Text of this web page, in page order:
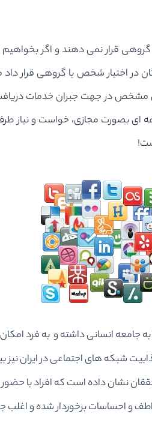
گروهی قرار نمی دهند و اگر
شخص یا گروهی قرار داد
مشخص در جهت جبران خدمات
بصورت مجازی، خواست و نیاز
انسانی داشته و به فرد امکان
شبکه های اجتماعی در ایران نیز
نشان داده است که افراد با
و احساسات برخوردار شده و